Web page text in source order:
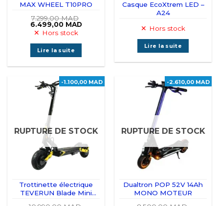
MAX WHEEL T10PRO
7.299,00MAD
Le
prix
initial
était :
7.299,00 MAD.
6.499,00 MADLe
est :
Hors stock
Lire la suite
Casque EcoXtrem LED –
A24
Hors stock
Lire la suite
-1.100,00 MAD
RUPTURE DE STOCK
Trottinette électrique
TEVERUN Blade Mini
-2.610,00 MAD
RUPTURE DE STOCK
Dualtron POP 52V 14Ah
MONO MOTEUR